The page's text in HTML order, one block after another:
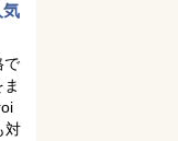
気
で
対